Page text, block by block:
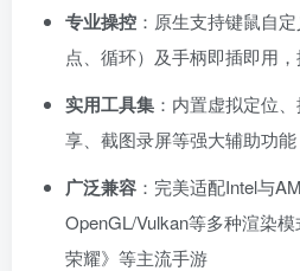
专业操控 ：原生支持键鼠自
点、循环）及手柄即插即用
实用工具集 ：内置虚拟定位
享、截图录屏等强大辅助功能
广泛兼容 ：完美适配Intel与
OpenGL/Vulkan等多种渲染
荣耀》等主流手游